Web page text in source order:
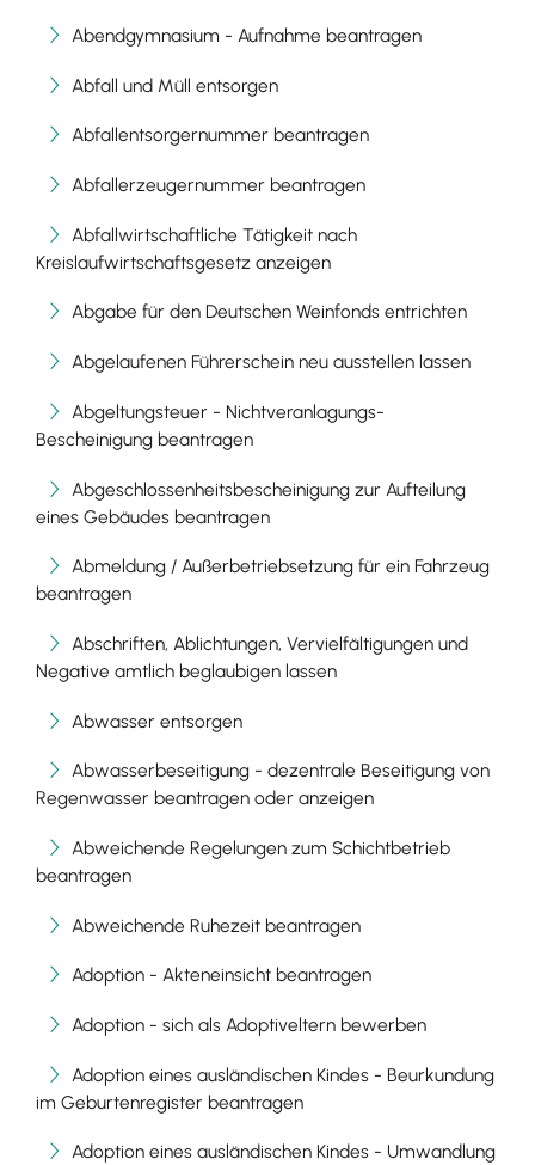
Abendgymnasium - Aufnahme beantragen
Abfall und Müll entsorgen
Abfallentsorgernummer beantragen
Abfallerzeugernummer beantragen
Abfallwirtschaftliche Tätigkeit nach
Kreislaufwirtschaftsgesetz anzeigen
Abgabe für den Deutschen Weinfonds entrichten
Abgelaufenen Führerschein neu ausstellen lassen
Abgeltungsteuer - Nichtveranlagungs-
Bescheinigung beantragen
Abgeschlossenheitsbescheinigung zur Aufteilung
eines Gebäudes beantragen
Abmeldung / Außerbetriebsetzung für ein Fahrzeug
beantragen
Abschriften, Ablichtungen, Vervielfältigungen und
Negative amtlich beglaubigen lassen
Abwasser entsorgen
Abwasserbeseitigung - dezentrale Beseitigung von
Regenwasser beantragen oder anzeigen
Abweichende Regelungen zum Schichtbetrieb
beantragen
Abweichende Ruhezeit beantragen
Adoption - Akteneinsicht beantragen
Adoption - sich als Adoptiveltern bewerben
Adoption eines ausländischen Kindes - Beurkundung
im Geburtenregister beantragen
Adoption eines ausländischen Kindes - Umwandlung